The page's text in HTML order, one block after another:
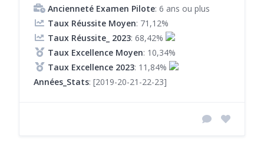
Ancienneté Examen Pilote: 6 ans ou plus
Taux Réussite Moyen: 71,12%
Taux Réussite_ 2023: 68,42%
Taux Excellence Moyen: 10,34%
Taux Excellence 2023: 11,84%
Années_Stats: [2019-20-21-22-23]